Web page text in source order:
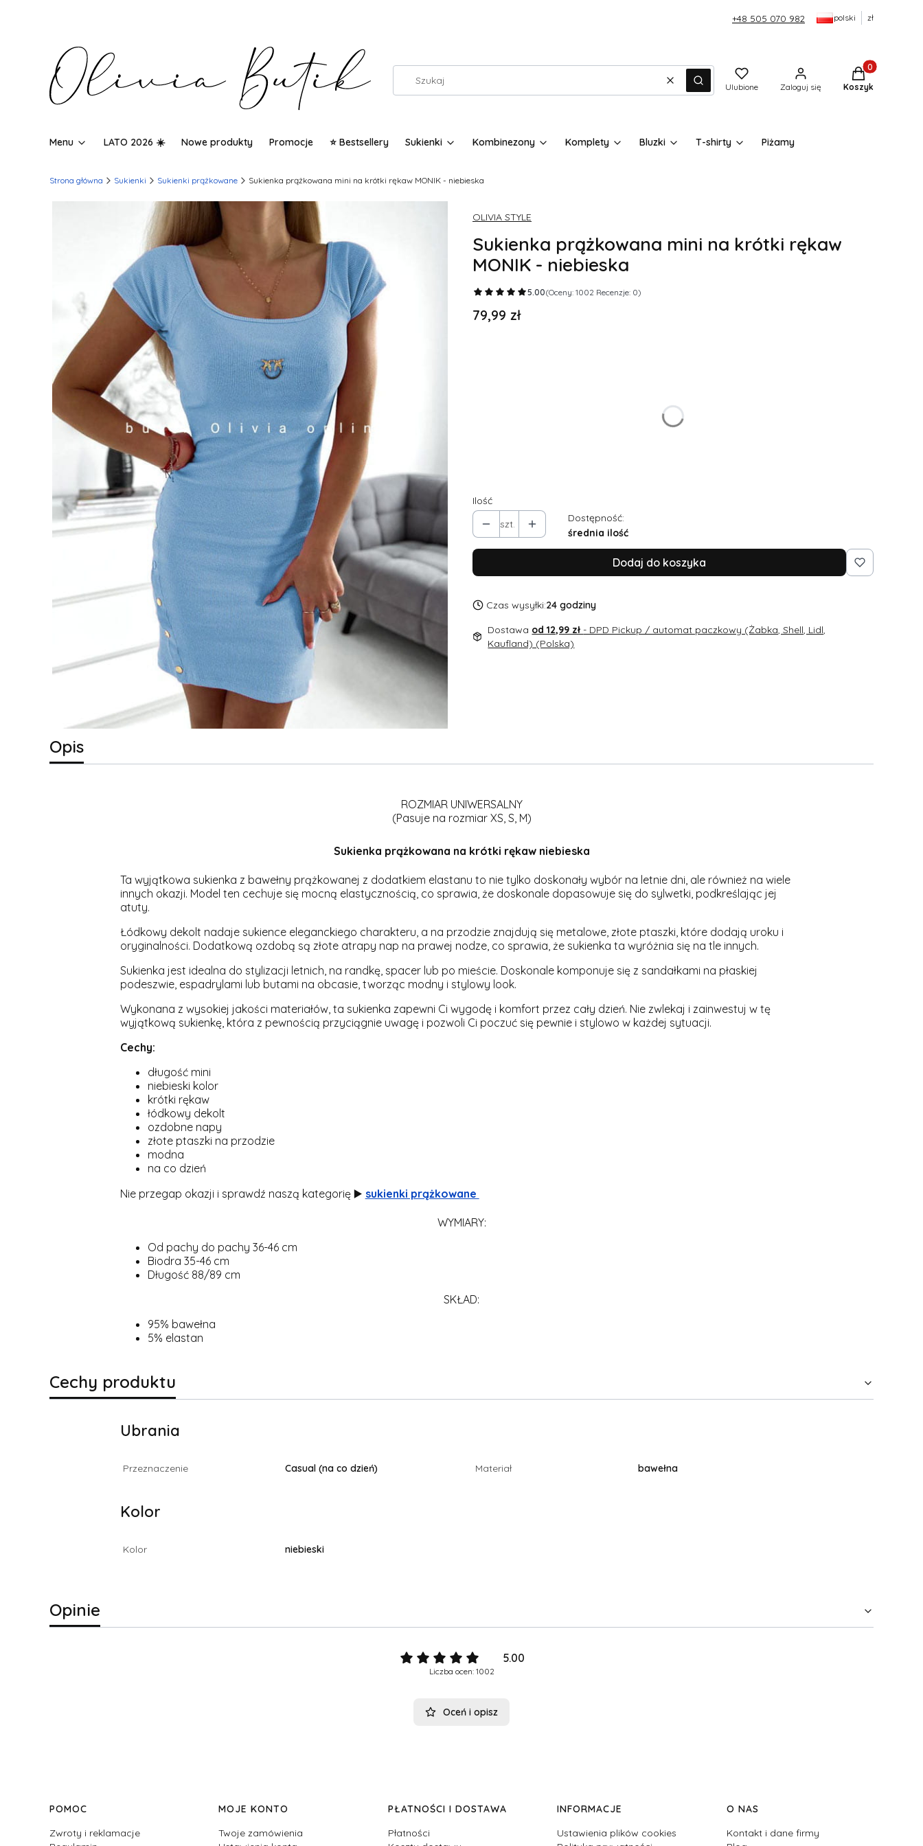
+48 505 070 982 polski zł
WyczyśćSzukajUlubione Zaloguj się
Produkty w
Koszyk
Menu LATO 2026 ☀️ Nowe produkty Promocje ⭐ Bestsellery Sukienki Kombinezony Komplety Bluzki T-shirty Piżamy
Strona główna Sukienki Sukienki prążkowane Sukienka prążkowana mini na krótki rękaw MONIK - niebieska
OLIVIA STYLE
Sukienka prążkowana mini na krótki rękaw
MONIK - niebieska
5.00(Oceny: 1002 Recenzje: 0)
Cena
79,99 zł
Ilość
szt.
Dostępność:
średnia ilość
Dodaj do koszyka
Czas wysyłki:24 godziny
Dostawa od 12,99 zł - DPD Pickup / automat paczkowy (Żabka, Shell, Lidl,
Kaufland) (Polska)
Opis
ROZMIAR UNIWERSALNY
(Pasuje na rozmiar XS, S, M)
Sukienka prążkowana na krótki rękaw niebieska
Ta wyjątkowa sukienka z bawełny prążkowanej z dodatkiem elastanu to nie tylko doskonały wybór na letnie dni, ale również na wiele
innych okazji. Model ten cechuje się mocną elastycznością, co sprawia, że doskonale dopasowuje się do sylwetki, podkreślając jej
atuty.
Łódkowy dekolt nadaje sukience eleganckiego charakteru, a na przodzie znajdują się metalowe, złote ptaszki, które dodają uroku i
oryginalności. Dodatkową ozdobą są złote atrapy nap na prawej nodze, co sprawia, że sukienka ta wyróżnia się na tle innych.
Sukienka jest idealna do stylizacji letnich, na randkę, spacer lub po mieście. Doskonale komponuje się z sandałkami na płaskiej
podeszwie, espadrylami lub butami na obcasie, tworząc modny i stylowy look.
Wykonana z wysokiej jakości materiałów, ta sukienka zapewni Ci wygodę i komfort przez cały dzień. Nie zwlekaj i zainwestuj w tę
wyjątkową sukienkę, która z pewnością przyciągnie uwagę i pozwoli Ci poczuć się pewnie i stylowo w każdej sytuacji.
Cechy:
długość mini
niebieski kolor
krótki rękaw
łódkowy dekolt
ozdobne napy
złote ptaszki na przodzie
modna
na co dzień
Nie przegap okazji i sprawdź naszą kategorię ▶️ sukienki prążkowane
WYMIARY:
Od pachy do pachy 36-46 cm
Biodra 35-46 cm
Długość 88/89 cm
SKŁAD:
95% bawełna
5% elastan
Cechy produktu
Ubrania
Przeznaczenie Casual (na co dzień) Materiał bawełna
Kolor
Kolor niebieski
Opinie
5.00
Liczba ocen: 1002
Oceń i opisz
Linki w stopce
POMOC
Zwroty i reklamacje
MOJE KONTO
Twoje zamówienia
PŁATNOŚCI I DOSTAWA
Płatności
INFORMACJE
Ustawienia plików cookies
O NAS
Kontakt i dane firmy